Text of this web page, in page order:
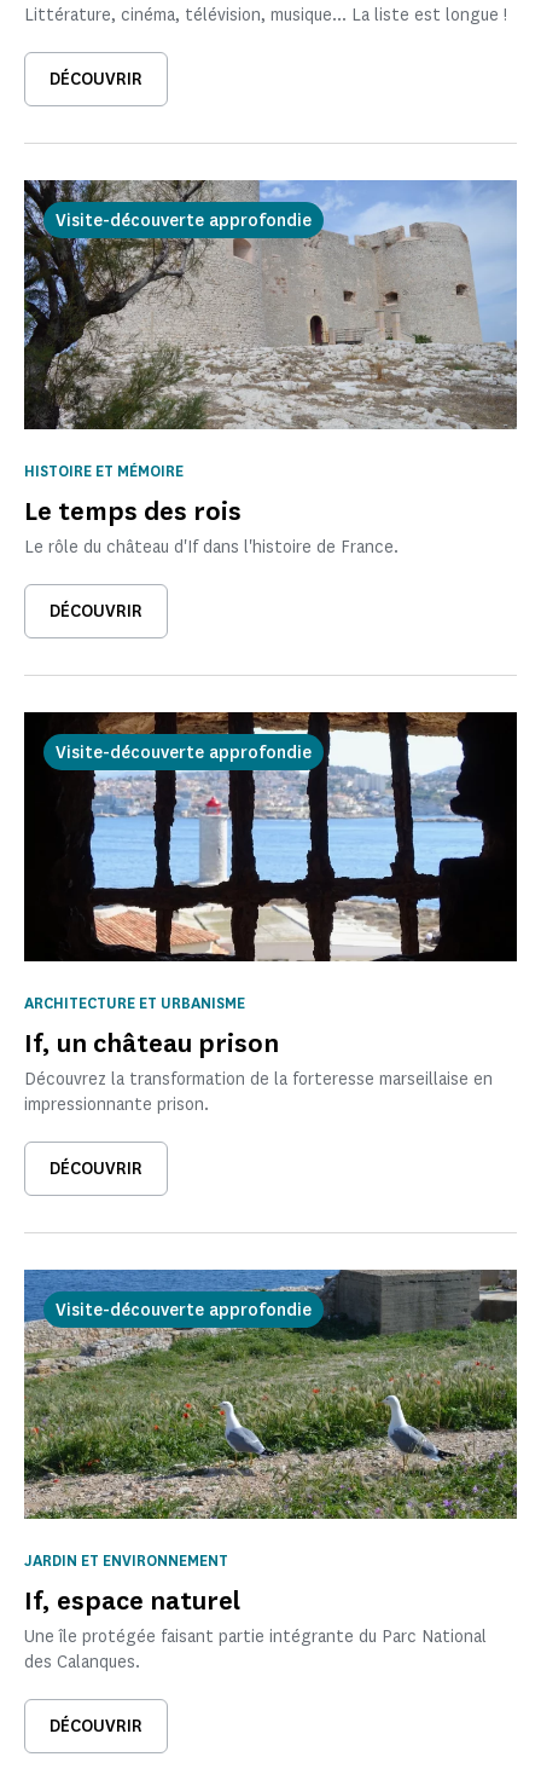
Littérature, cinéma, télévision, musique... La liste est longue !
DÉCOUVRIR
Visite-découverte approfondie
Le temps des rois
HISTOIRE ET MÉMOIRE
Le rôle du château d'If dans l'histoire de France.
DÉCOUVRIR
Visite-découverte approfondie
If, un château prison
ARCHITECTURE ET URBANISME
Découvrez la transformation de la forteresse marseillaise en
impressionnante prison.
DÉCOUVRIR
Visite-découverte approfondie
If, espace naturel
JARDIN ET ENVIRONNEMENT
Une île protégée faisant partie intégrante du Parc National
des Calanques.
DÉCOUVRIR